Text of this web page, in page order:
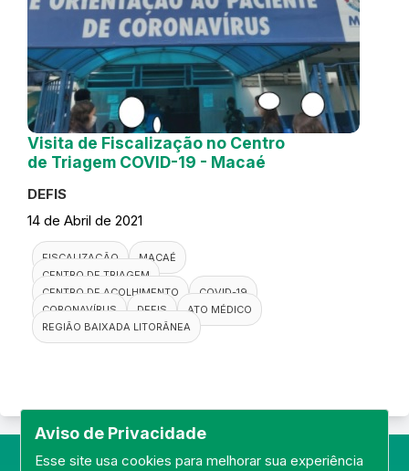
Aviso de Privacidade
Esse site usa cookies para melhorar sua experiência
Visita de Fiscalização no Centro
de Triagem COVID-19 - Macaé
DEFIS
14 de Abril de 2021
FISCALIZAÇÃO
MACAÉ
CENTRO DE TRIAGEM
CENTRO DE ACOLHIMENTO
COVID-19
CORONAVÍRUS
DEFIS
ATO MÉDICO
REGIÃO BAIXADA LITORÂNEA